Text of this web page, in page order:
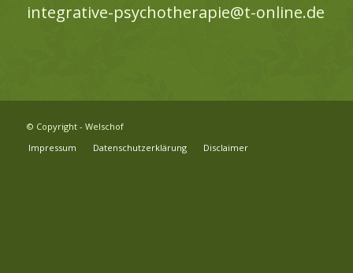
integrative-psychotherapie@t-online.de
© Copyright - Welschof
Impressum
Datenschutzerklärung Disclaimer